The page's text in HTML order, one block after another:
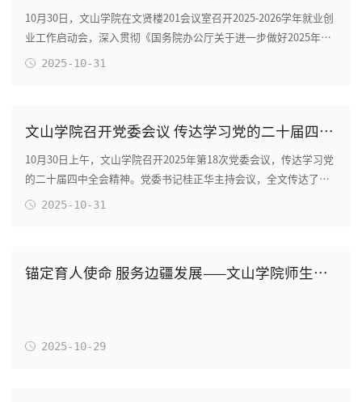
10月30日，文山学院在文贤楼201会议室召开2025-2026学年就业创
业工作启动会，深入贯彻《国务院办公厅关于进一步做好2025年高
校毕业生就业创业工作的通知》及云南省“四...
2025-10-31
文山学院召开党委会议 传达学习党的二十届四中全会精神
10月30日上午，文山学院召开2025年第18次党委会议，传达学习党
的二十届四中全会精神。党委书记桂正华主持会议，全文传达了中
国共产党第二十届中央委员会第四次全体会议...
2025-10-31
锚定育人使命 服务边疆发展——文山学院师生热议党的二十届四中全会精神
2025-10-29